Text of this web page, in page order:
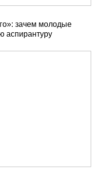
зачем молодые
аспирантуру